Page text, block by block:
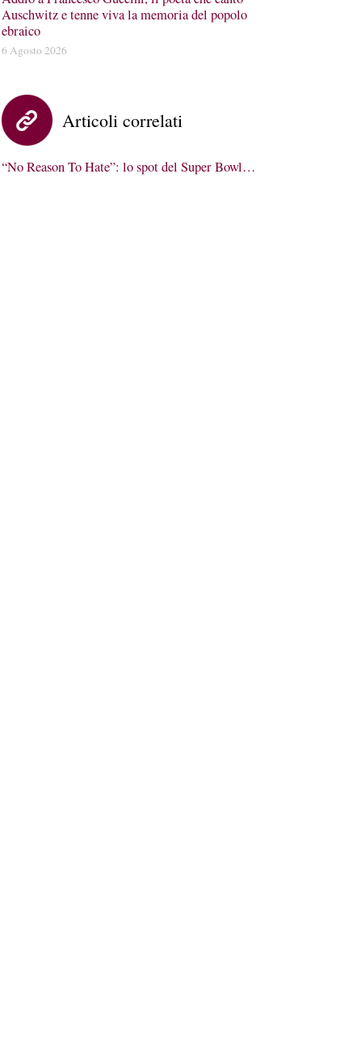
Auschwitz e tenne viva la memoria del popolo
ebraico
6 Agosto 2026
Articoli correlati
“No Reason To Hate”: lo spot del Super Bowl…